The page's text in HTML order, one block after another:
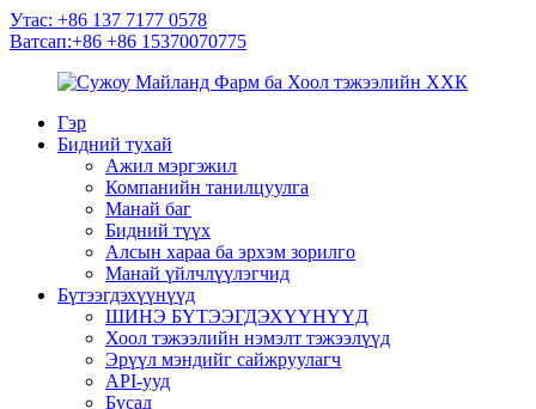
Утас: +86 137 7177 0578
Ватсап:+86 +86 15370070775
Гэр
Бидний тухай
Ажил мэргэжил
Компанийн танилцуулга
Манай баг
Бидний түүх
Алсын хараа ба эрхэм зорилго
Манай үйлчлүүлэгчид
Бүтээгдэхүүнүүд
ШИНЭ БҮТЭЭГДЭХҮҮНҮҮД
Хоол тэжээлийн нэмэлт тэжээлүүд
Эрүүл мэндийг сайжруулагч
API-ууд
Бусад